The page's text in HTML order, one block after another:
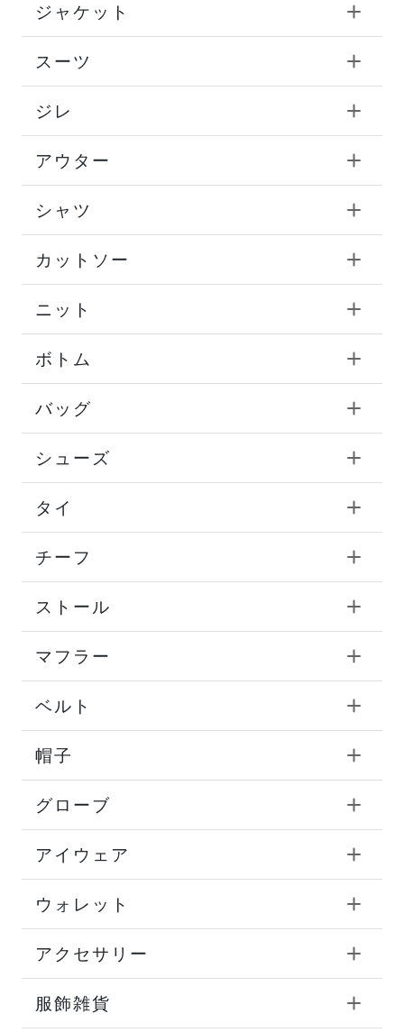
ジャケット
スーツ
ジレ
アウター
シャツ
カットソー
ニット
ボトム
バッグ
シューズ
タイ
チーフ
ストール
マフラー
ベルト
帽子
グローブ
アイウェア
ウォレット
アクセサリー
服飾雑貨